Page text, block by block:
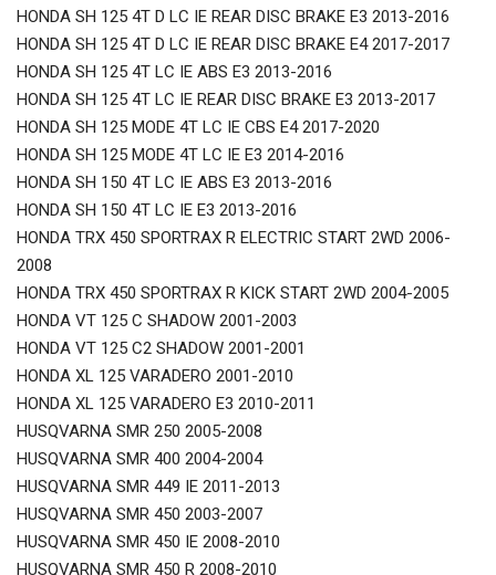
HONDA SH 125 4T D LC IE REAR DISC BRAKE E3 2013-2016
HONDA SH 125 4T D LC IE REAR DISC BRAKE E4 2017-2017
HONDA SH 125 4T LC IE ABS E3 2013-2016
HONDA SH 125 4T LC IE REAR DISC BRAKE E3 2013-2017
HONDA SH 125 MODE 4T LC IE CBS E4 2017-2020
HONDA SH 125 MODE 4T LC IE E3 2014-2016
HONDA SH 150 4T LC IE ABS E3 2013-2016
HONDA SH 150 4T LC IE E3 2013-2016
HONDA TRX 450 SPORTRAX R ELECTRIC START 2WD 2006-
2008
HONDA TRX 450 SPORTRAX R KICK START 2WD 2004-2005
HONDA VT 125 C SHADOW 2001-2003
HONDA VT 125 C2 SHADOW 2001-2001
HONDA XL 125 VARADERO 2001-2010
HONDA XL 125 VARADERO E3 2010-2011
HUSQVARNA SMR 250 2005-2008
HUSQVARNA SMR 400 2004-2004
HUSQVARNA SMR 449 IE 2011-2013
HUSQVARNA SMR 450 2003-2007
HUSQVARNA SMR 450 IE 2008-2010
HUSQVARNA SMR 450 R 2008-2010